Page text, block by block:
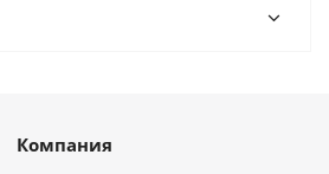
Компания